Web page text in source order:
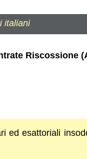
italiani
Riscossione
ed esattoriali